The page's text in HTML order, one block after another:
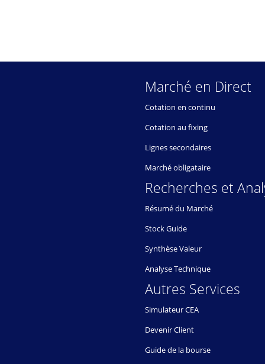
Marché en Direct
Cotation en continu
Cotation au fixing
Lignes secondaires
Marché obligataire
Recherches et
Résumé du Marché
Stock Guide
Synthèse Valeur
Analyse Technique
Autres Services
Simulateur CEA
Devenir Client
Guide de la bourse